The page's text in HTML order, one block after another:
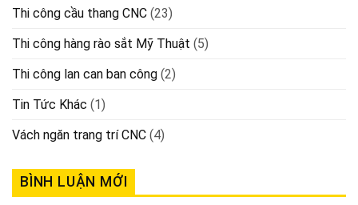
Thi công cầu thang CNC (23)
Thi công hàng rào sắt Mỹ Thuật (5)
Thi công lan can ban công (2)
Tin Tức Khác (1)
Vách ngăn trang trí CNC (4)
BÌNH LUẬN MỚI